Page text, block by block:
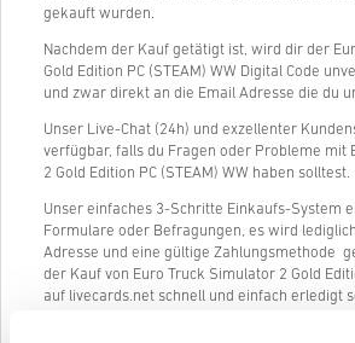
gekauft wurden.
Nachdem der Kauf getätigt ist, wird dir der
Gold Edition PC (STEAM) WW Digital Code
und zwar direkt an die Email Adresse die du
Unser Live-Chat (24h) und exzellenter
verfügbar, falls du Fragen oder Probleme mit
2 Gold Edition PC (STEAM) WW haben solltest.
Unser einfaches 3-Schritte Einkaufs-System
Formulare oder Befragungen, es wird
Adresse und eine gültige Zahlungsmethode
der Kauf von Euro Truck Simulator 2 Gold
auf livecards.net schnell und einfach erledigt